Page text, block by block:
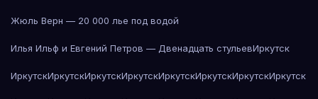
Жюль Верн — 20 000 лье под водой
Илья Ильф и Евгений Петров — Двенадцать стульевИркутск
ИркутскИркутскИркутскИркутскИркутскИркутскИркутскИркутск